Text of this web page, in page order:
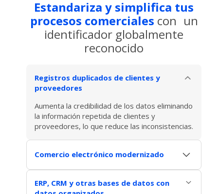
Estandariza y simplifica tus
procesos comerciales con un
identificador globalmente
reconocido
Registros duplicados de clientes y
proveedores
Aumenta la credibilidad de los datos eliminando
la información repetida de clientes y
proveedores, lo que reduce las inconsistencias.
Comercio electrónico modernizado
en línea garantizando una comunicación eficaz
ERP, CRM y otras bases de datos con